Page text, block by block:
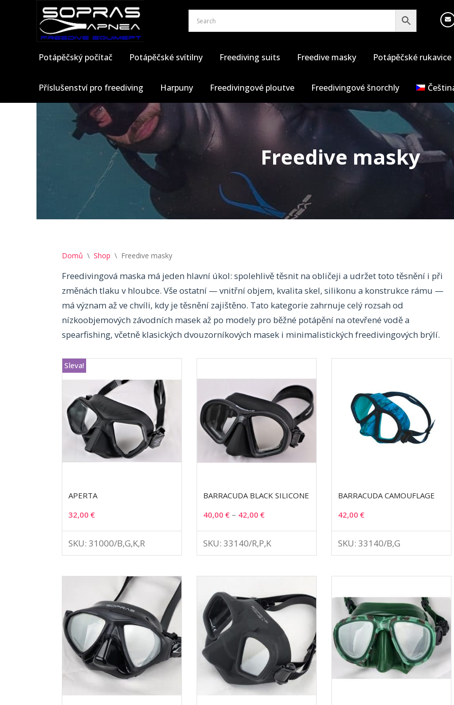
Přeskočit
Potápěčský počítač Potápěčské svítilny Freediving suits Freedive masky Potápěčské
Příslušenství pro freediving Harpuny Freedivingové ploutve Freedivingové šnorchly
Freedive masky
Domů \ Shop \ Freedive masky
Freedivingová maska má jeden hlavní úkol: spolehlivě těsnit na obličeji a udržet toto těsnění i při
změnách tlaku v hloubce. Vše ostatní — vnitřní objem, kvalita skel, silikonu a konstrukce rámu —
má význam až ve chvíli, kdy je těsnění zajištěno. Tato kategorie zahrnuje celý rozsah od
nízkoobjemových závodních masek až po modely pro běžné potápění na otevřené vodě a
spearfishing, včetně klasických dvouzorníkových masek i minimalistických freedivingových brýlí.
Sleva!
APERTA
32,00 €
SKU: 31000/B,G,K,R
BARRACUDA BLACK SILICONE
40,00€ – 42,00€
SKU: 33140/R,P,K
BARRACUDA CAMOUFLAGE
42,00€
SKU: 33140/B,G